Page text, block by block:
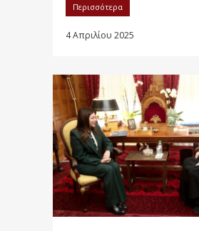
Περισσότερα
4 Απριλίου 2025